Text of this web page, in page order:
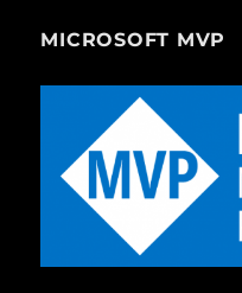
MICROSOFT MVP